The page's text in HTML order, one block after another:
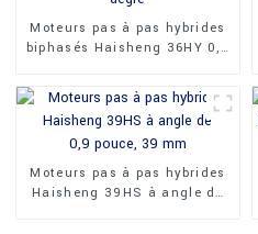
Moteurs pas à pas hybrides
biphasés Haisheng 36HY 0,9
Moteurs pas à pas hybrides
Haisheng 39HS à angle de